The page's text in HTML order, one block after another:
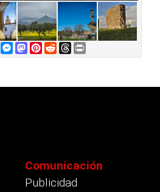
LinkedIn
Messenger
Mastodon
Pinterest
RedditThreads
Comunicación
Publicidad